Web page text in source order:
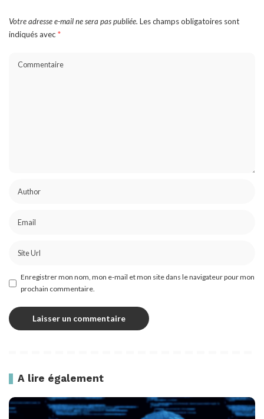
Votre adresse e-mail ne sera pas publiée. Les champs obligatoires sont
indiqués avec *
Enregistrer mon nom, mon e-mail et mon site dans le navigateur pour mon
prochain commentaire.
A lire également